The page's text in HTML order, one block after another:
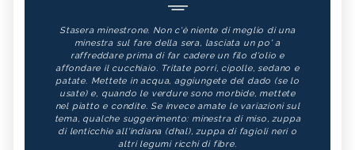
Stasera minestrone. Non c'è niente di meglio di una
minestra sul fare della sera, lasciata un po' a
raffreddare prima di far cadere un filo d'olio e
affondare il cucchiaio. Tritate porri, cipolle, sedano e
patate. Mettete in acqua, aggiungete del dado (se lo
usate) e, quando le verdure sono morbide, mettete
nel piatto e condite. Se invece amate le variazioni sul
tema, qualche suggerimento: minestra di miso, zuppa
di lenticchie all'indiana (dhal), zuppa di fagioli neri o
altri legumi ricchi di fibre.